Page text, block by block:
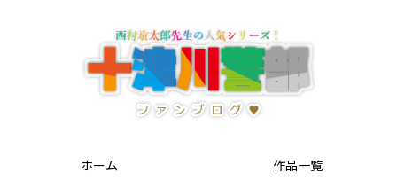
ホーム
作品一覧